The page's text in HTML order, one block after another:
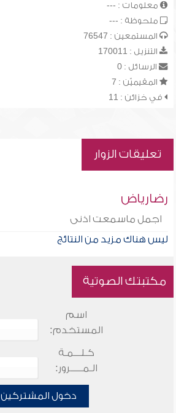
معلومات : ---
ملحوظة : ---
المستمعين : 76547
التنزيل : 170011
الرسائل : 0
المقيميّن : 7
في خزائن : 11
تعليقات الزوار
رضارياض
اجمل ماسمعت اذنى
ليس هناك مزيد من النتائج
مكتبتك الصوتية
اسم
المستخدم:
كـلـــمـة
الـمـــــرور:
دخول المشتركين